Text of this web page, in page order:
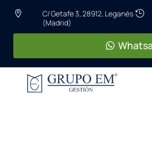

C/ Getafe 3, 28912, Leganés
(Madrid)
